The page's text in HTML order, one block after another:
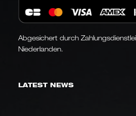
Abgesichert durch
Niederlanden.
LATEST NEWS